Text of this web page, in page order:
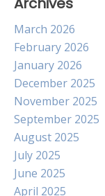
March 2026
February 2026
January 2026
December 2025
November 2025
September 2025
August 2025
July 2025
June 2025
April 2025